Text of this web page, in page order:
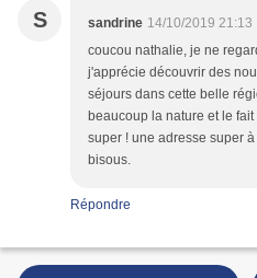
S sandrine 14/10/2019 21:13
coucou nathalie, je ne
j'apprécie découvrir des
séjours dans cette belle
beaucoup la nature et le
super ! une adresse super
bisous.
Répondre